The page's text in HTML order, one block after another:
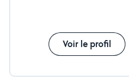
Voir le profil